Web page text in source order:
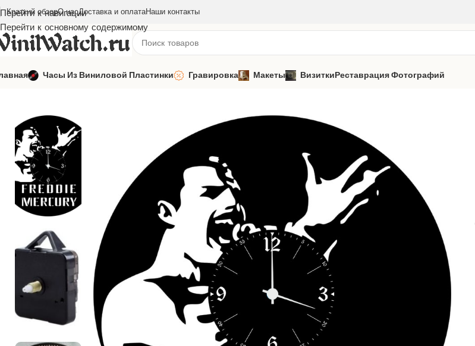
Перейти к навигации
Перейти к основному содержимому
Краткий обзорО насДоставка и оплатаНаши контакты
Часы Из Виниловой Пластинки Гравировка Макеты ВизиткиРеставрация Фотографий
Главная
Зарубежная музыка Queen Часы из виниловой пластинки «Queen» 2